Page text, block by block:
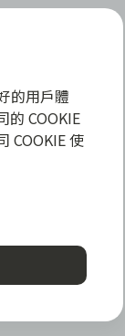
務，也未與代辦
體信用卡，請提
安心。總費用年
作商家提供之商
個別產品及分期
費用率。
Finance
的用戶體
的 COOKIE
COOKIE 使